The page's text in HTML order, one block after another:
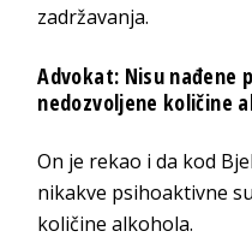
zadržavanja.
Advokat: Nisu nađene
nedozvoljene količine
On je rekao i da kod
nikakve psihoaktivne
količine alkohola.